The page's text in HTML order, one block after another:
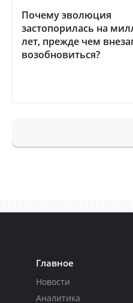
Почему эволюция
застопорилась на
лет, прежде чем
возобновиться?
Главное
Новости
Аналитика